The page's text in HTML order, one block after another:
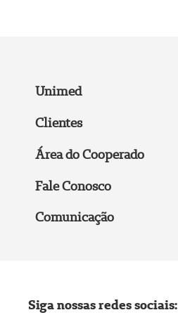
Unimed
Clientes
Área do Cooperado
Fale Conosco
Comunicação
Siga nossas redes sociais: